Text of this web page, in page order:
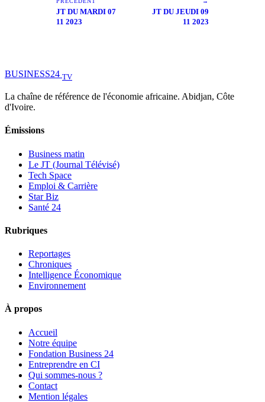
JT DU MARDI 07
11 2023
JT DU JEUDI 09
11 2023
BUSINESS24 TV
La chaîne de référence de l'économie africaine. Abidjan, Côte
d'Ivoire.
Émissions
Business matin
Le JT (Journal Télévisé)
Tech Space
Emploi & Carrière
Star Biz
Santé 24
Rubriques
Reportages
Chroniques
Intelligence Économique
Environnement
À propos
Accueil
Notre équipe
Fondation Business 24
Entreprendre en CI
Qui sommes-nous ?
Contact
Mention légales